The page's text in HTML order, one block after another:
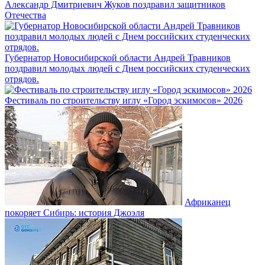
Александр Дмитриевич Жуков поздравил защитников
Отечества
Губернатор Новосибирской области Андрей Травников
поздравил молодых людей с Днем российских студенческих
отрядов.
Фестиваль по строительству иглу «Город эскимосов» 2026
Африканец
покоряет Сибирь: история Джоэля